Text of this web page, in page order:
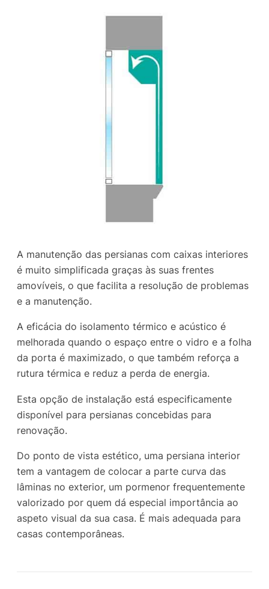
A manutenção das persianas com caixas interiores
é muito simplificada graças às suas frentes
amovíveis, o que facilita a resolução de problemas
e a manutenção.
A eficácia do isolamento térmico e acústico é
melhorada quando o espaço entre o vidro e a folha
da porta é maximizado, o que também reforça a
rutura térmica e reduz a perda de energia.
Esta opção de instalação está especificamente
disponível para persianas concebidas para
renovação.
Do ponto de vista estético, uma persiana interior
tem a vantagem de colocar a parte curva das
lâminas no exterior, um pormenor frequentemente
valorizado por quem dá especial importância ao
aspeto visual da sua casa. É mais adequada para
casas contemporâneas.